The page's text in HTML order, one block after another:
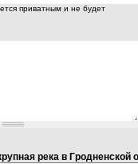
приватным и не будет
река в Гродненской